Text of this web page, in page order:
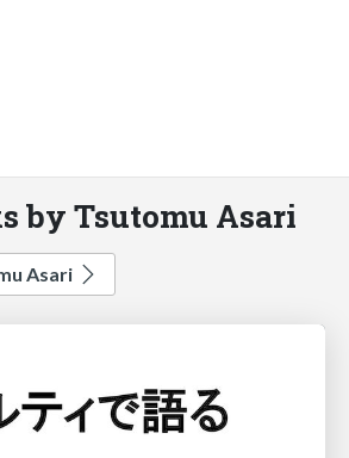
by Tsutomu Asari
Asari